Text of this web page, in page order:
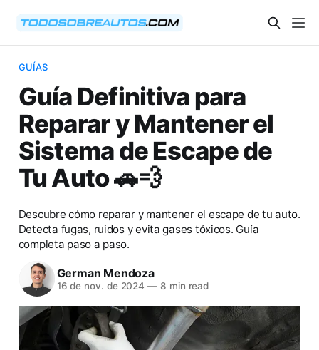
GUÍAS
Guía Definitiva para
Reparar y Mantener el
Sistema de Escape de
Tu Auto 🚗💨
Descubre cómo reparar y mantener el escape de tu auto.
Detecta fugas, ruidos y evita gases tóxicos. Guía
completa paso a paso.
German Mendoza
16 de nov. de 2024 — 8 min read